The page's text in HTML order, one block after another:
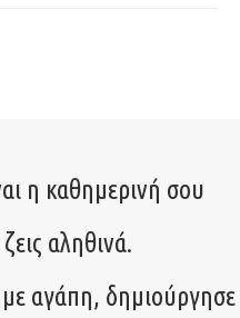
η καθημερινή σου
αληθινά.
αγάπη, δημιούργησε